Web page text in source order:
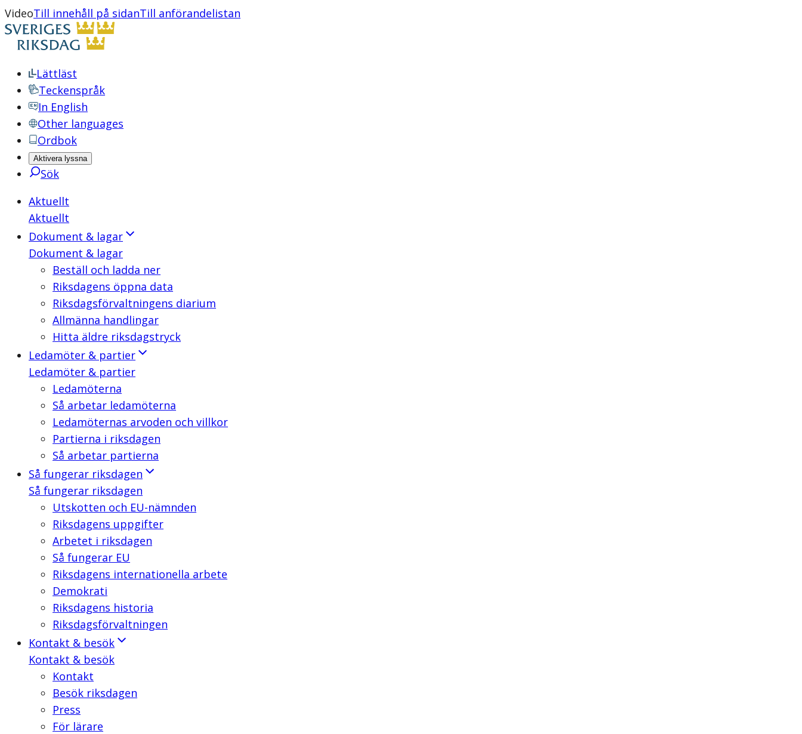
VideoTill innehåll på sidanTill anförandelistan
Lättläst
Teckenspråk
In English
Other languages
Ordbok
Aktivera lyssna
Sök
Aktuellt
Aktuellt
Dokument & lagar
Dokument & lagar
Beställ och ladda ner
Riksdagens öppna data
Riksdagsförvaltningens diarium
Allmänna handlingar
Hitta äldre riksdagstryck
Ledamöter & partier
Ledamöter & partier
Ledamöterna
Så arbetar ledamöterna
Ledamöternas arvoden och villkor
Partierna i riksdagen
Så arbetar partierna
Så fungerar riksdagen
Så fungerar riksdagen
Utskotten och EU-nämnden
Riksdagens uppgifter
Arbetet i riksdagen
Så fungerar EU
Riksdagens internationella arbete
Demokrati
Riksdagens historia
Riksdagsförvaltningen
Kontakt & besök
Kontakt & besök
Kontakt
Besök riksdagen
Press
För lärare